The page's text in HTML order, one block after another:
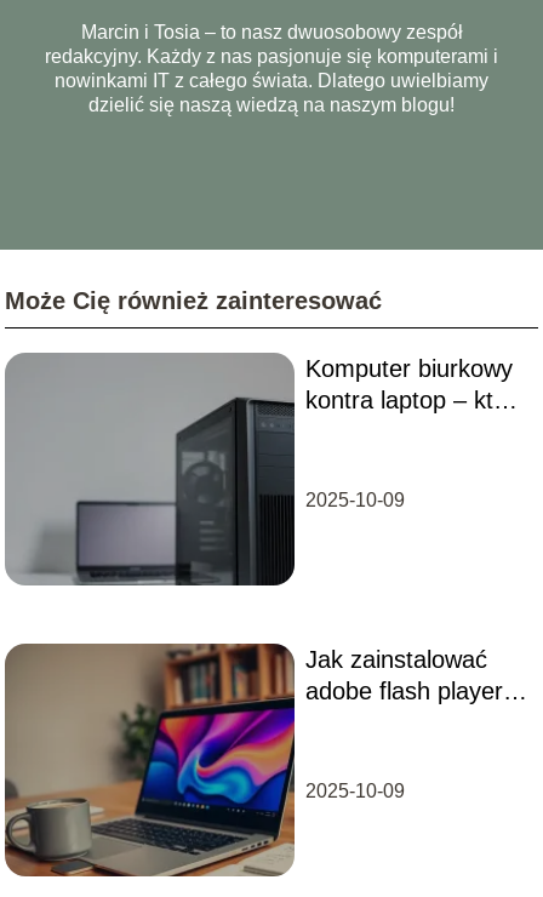
Marcin i Tosia – to nasz dwuosobowy zespół
redakcyjny. Każdy z nas pasjonuje się komputerami i
nowinkami IT z całego świata. Dlatego uwielbiamy
dzielić się naszą wiedzą na naszym blogu!
Może Cię również zainteresować
Komputer biurkowy
kontra laptop – który
roku?
2025-10-09
Jak zainstalować
adobe flash player
2025-10-09